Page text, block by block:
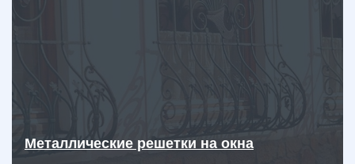
Металлические решетки на окна